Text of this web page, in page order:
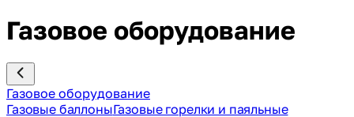
Газовое оборудование
Газовое оборудование
Газовые баллоныГазовые горелки и паяльные